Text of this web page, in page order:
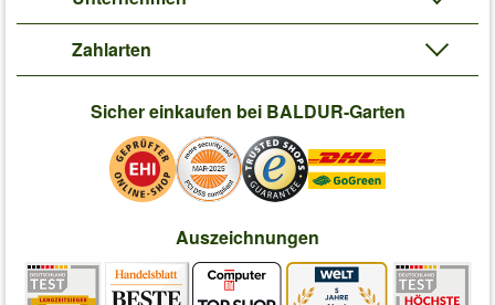
Zahlarten
Sicher einkaufen bei BALDUR-Garten
Auszeichnungen